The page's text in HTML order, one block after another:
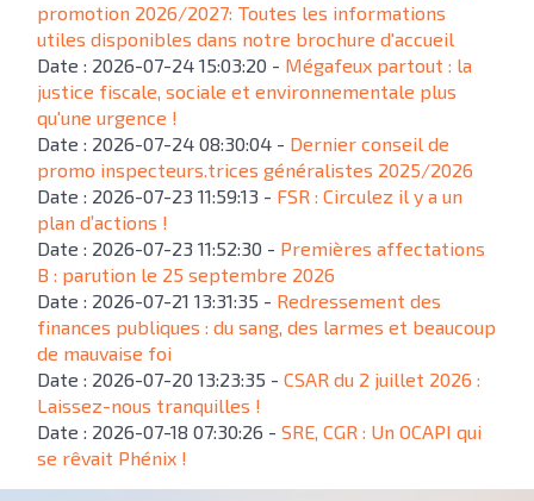
promotion 2026/2027: Toutes les informations
utiles disponibles dans notre brochure d'accueil
Date : 2026-07-24 15:03:20 - Mégafeux partout : la
justice fiscale, sociale et environnementale plus
qu'une urgence !
Date : 2026-07-24 08:30:04 - Dernier conseil de
promo inspecteurs.trices généralistes 2025/2026
Date : 2026-07-23 11:59:13 - FSR : Circulez il y a un
plan d’actions !
Date : 2026-07-23 11:52:30 - Premières affectations
B : parution le 25 septembre 2026
Date : 2026-07-21 13:31:35 - Redressement des
finances publiques : du sang, des larmes et beaucoup
de mauvaise foi
Date : 2026-07-20 13:23:35 - CSAR du 2 juillet 2026 :
Laissez-nous tranquilles !
Date : 2026-07-18 07:30:26 - SRE, CGR : Un OCAPI qui
se rêvait Phénix !